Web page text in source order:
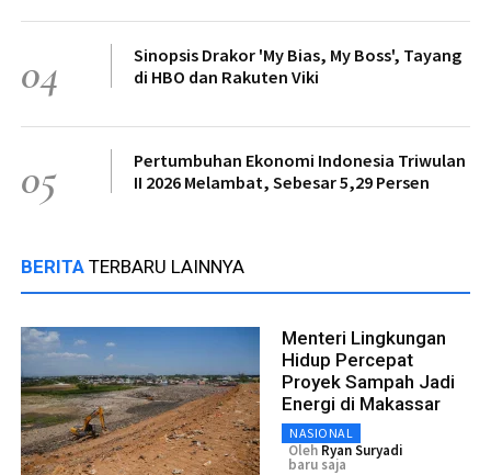
04
Sinopsis Drakor 'My Bias, My Boss', Tayang
di HBO dan Rakuten Viki
05
Pertumbuhan Ekonomi Indonesia Triwulan
II 2026 Melambat, Sebesar 5,29 Persen
BERITA TERBARU LAINNYA
Menteri Lingkungan
Hidup Percepat
Proyek Sampah Jadi
Energi di Makassar
NASIONAL
Oleh Ryan Suryadi
baru saja